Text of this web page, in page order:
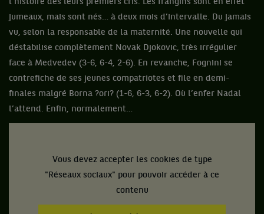
l’histoire dès leurs premiers cris. Les frangins sont en effet
jumeaux, mais sont nés… à deux mois d’intervalle. Du jamais
vu, selon la responsable de la maternité. Une nouvelle qui
déstabilise complètement Novak Djokovic, très irrégulier
face à Medvedev (3-6, 6-4, 2-6). En revanche, Fognini se
contrefiche de ses jeunes compatriotes et file en demi-
finales malgré Borna ?ori? (1-6, 6-3, 6-2). Où l’enfer Nadal
l’attend. Enfin, normalement…
Vous devez accepter les cookies de type
"Réseaux sociaux" pour pouvoir accéder à ce
contenu